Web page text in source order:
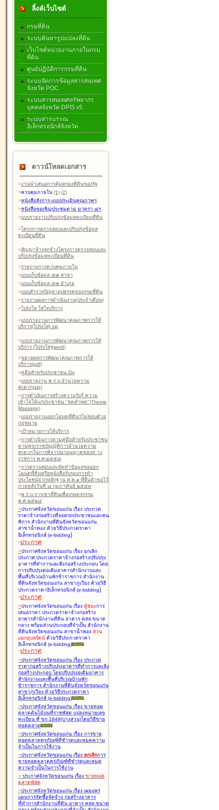
ลิ้งค์เว็บไซต์
กรมที่ดิน
ระบบค้นหารูปแปลงที่ดิน
เว็บไซต์หน่วยงานภายในกรม
ที่ดิน
ศูนย์ปฏิบัติการกรมที่ดิน
ระบบจัดการข้อมูลสารสนเทศ
จังหวัด POC
ระบบสารสนเทศทรัพยากร
บุคคลจังหวัด DPIS v5
ระบบสารบรรณ
อิเล็กทรอนิกส์จังหวัด
ดาวน์โหลดเอกสาร
>งานนำเสนอการคุ้มครองที่ดินของรัฐ
>ควบคุมภายใน (1) (2)
>หนังสือสังการ-แบบประเมินคุณภาพฯ
>หนังสือขอเชิญประชุมตาม มาตรา ๘ฯ
>แบบรายงานปรับปรุงข้อมูลทะเบียนที่ดิน
>โครงการตรวจสอบและปรับปรุงข้อมูล
ทะเบียนที่ดิน
>สัญญาจ้างลูกจ้างโครงการตรวจสอบและ
ปรับปรุงข้อมูลทะเบียนที่ดิน
>รายงานการควบคุมภายใน
>แบบเก็บข้อมูล ๕๗ สาขา
>แบบเก็บข้อมูล ๕๗ อำเภอ
>แบบสำรวจปัญหาอุปสรรคของกรมที่ดิน
>รายงานผลการดำเนินงาน(ประจำเดือน)
>โปร่งใส ใส่ใจบริการ
>แบบรายงานการพัฒนาคุณภาพการให้
บริการ(โปร่งใส).zip
>แบบรายงานการพัฒนาคุณภาพการให้
บริการ (โปร่งใส)(word)
>ขยายผลการพัฒนาคุณภาพการให้
บริการ(pdf)
>คู่มือสำหรับประชาชน Zip
>แบบรายงาน พ.ร.บ.อำนวยความ
สะดวก(zip)
>การดำเนินการสร้างความรับรู้ ความ
เข้าใจให้แก่ประชาชน "ชุดคำพูด"(Theme
Massage)
>แบบรายงานออกโฉนดที่ดินฯไม่ชอบด้วย
กฎหมาย
>เป้าหมายการให้บริการ
>การดำเนินการตามคู่มือสำหรับประชาชน
ตามพระราชบัญญัติการอำนวยความ
สะดวกในการพิจารณาอนุญาตของท าง
ราชการ พ.ศ.๒๕๕๘
>การตรวจสอบและจัดทำข้อมูลขอออก
โฉนดที่ดินหรือหนังสือรับรองการทำ
ประโยชน์จากหลักฐาน ส.ค.๑ ที่ยื่นคำขอไว้
ภายหลังวันที่ ๘ กุมภาพันธ์ ๒๕๕๓
>พ.ร.บ.การเช่าที่ดินเพื่อเกษตรกรรม
พ.ศ.๒๕๒๔
>ประกาศจังหวัดขอนแก่น เรื่อง ประกวด
ราคาจ้างก่อสร้างที่จอดรถประชาชนและคน
พิการ สำนักงานที่ดินจังหวัดขอนแก่น
สาขาน้ำพอง ด้วยวิธีประกวดราคา
อิเล็กทรอนิกส์ (e-bidding)
-ประกาศ
>ประกาศจังหวัดขอนแก่น เรื่อง ยกเลิก
ประกาศ ประกวดราคาจ้างก่อสร้างปรับปรุง
อาคารที่ทำการและสิ่งก่อสร้างประกอบ โดย
การปรับปรุงต่อเติมอาคารสำนักงานและ
พื้นที่บริเวณบ้านพักข้าราชการ สำนักงาน
ที่ดินจังหวัดขอนแก่น สาขาภูเวียง ด้วยวิธี
ประกวดราคาอิเล็กทรอนิกส์ (e-bidding)
-ประกาศ
>ประกาศจังหวัดขอนแก่น เรื่อง ผู้ชนะการ
เสนอราคา ประกวดราคาจ้างก่อสร้าง
อาคารสำนักงานที่ดิน อาคาร คสล.ขนาด
กลาง พร้อมส่วนประกอบที่จำเป็น สำนักงาน
ที่ดินจังหวัดขอนแก่น สาขาน้ำพอง ส่วน
แยกอุบลรัตน์ ด้วยวิธีประกวดราคา
อิเล็กทรอนิกส์ (e-bidding)
-ประกาศ
>ประกาศจังหวัดขอนแก่น เรื่อง ประกวด
ราคาก่อสร้างปรับปรุงอาคารที่ทำการและสิ่ง
ก่อสร้างประกอบ โดยปรับปรุง่อเติมอาคาร
สำนักงานและพื้นที่บริเวณบ้านพัก
ข้าราชการ สำนักงานที่ดินจังหวัดขอนแก่น
สาขาภูเวียง ด้วยวิธีประกวดราคา
อิเล็กทรอนิกส์ (e-bidding)
>ประกาศจังหวัดขอนแก่น เรื่อง ขายทอด
ตลาดต้นไม้บนที่ราชพัสดุ แปลงหมายเลข
ทะเบียน ที่ ขก.1849(บางส่วน)โดยวิธีขาย
ทอดตลาด
>ประกาศจังหวัดขอนแก่น เรื่อง การขาย
ทอดตลาดครุภัณฑ์ที่ชำรุดและหมดความ
จำเป็นในการใช้งาน
>ประกาศจังหวัดขอนแก่น เรื่อง ยกเลิกการ
ขายทอดตลาดครุภัณฑ์ที่ชำรุดและหมด
ความจำเป็นในการใช้งาน
> ประกาศจังหวัดขอนแก่น เรื่อง ขายทอด
ตลาดพัสดุ
>ประกาศจังหวัดขอนแก่น เรื่อง เผยแพร่
แผนการจัดซื้อจัดจ้าง ก่อสร้างอาคาร
ที่ทำการสำนักงานที่ดิน อาคาร คสล.ขนาด